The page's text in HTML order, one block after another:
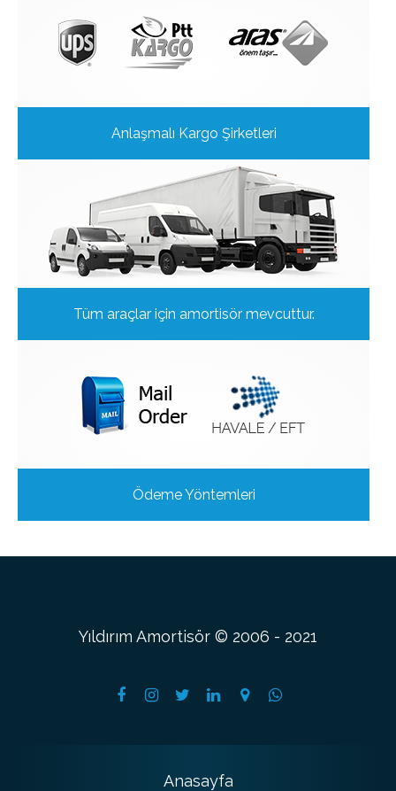
Anlaşmalı Kargo Şirketleri
Tüm araçlar için amortisör mevcuttur.
Ödeme Yöntemleri
Yıldırım Amortisör © 2006 - 2021
Anasayfa